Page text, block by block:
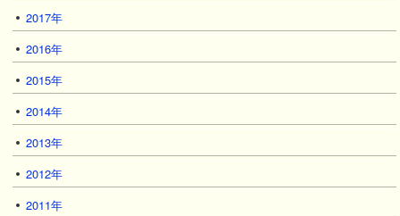
2017年
2016年
2015年
2014年
2013年
2012年
2011年